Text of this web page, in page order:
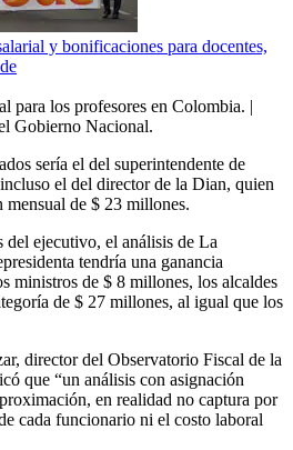
y bonificaciones para docentes,
para los profesores en Colombia. |
Gobierno Nacional.
sería el del superintendente de
el del director de la Dian, quien
mensual de $ 23 millones.
del ejecutivo, el análisis de La
tendría una ganancia
ministros de $ 8 millones, los alcaldes
de $ 27 millones, al igual que los
director del Observatorio Fiscal de la
que “un análisis con asignación
en realidad no captura por
cada funcionario ni el costo laboral